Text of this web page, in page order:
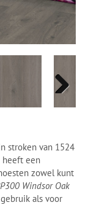
Next
Next
stroken van 1524
heeft een
zowel kunt
Windsor Oak
als voor